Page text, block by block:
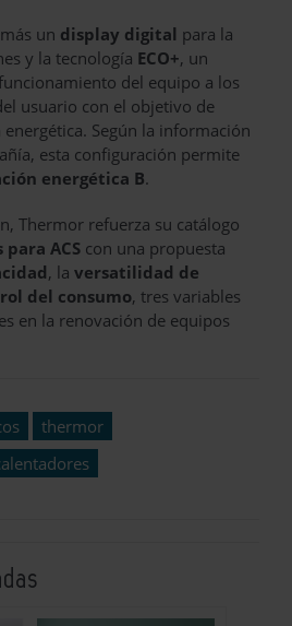
un display digital para la
y la tecnología ECO+, un
del equipo a los
usuario con el objetivo de
Según la información
esta configuración permite
energética B.
Thermor refuerza su catálogo
ACS con una propuesta
, la versatilidad de
del consumo, tres variables
en la renovación de equipos
thermor